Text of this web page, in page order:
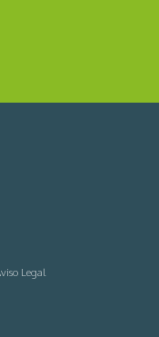
Legal